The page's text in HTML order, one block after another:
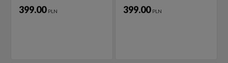
399.00 PLN 399.00 PLN